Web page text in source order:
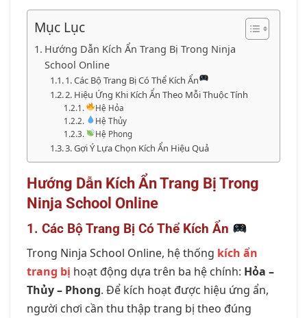
Mục Lục
Hướng Dẫn Kích Ẩn Trang Bị Trong Ninja
School Online
1. Các Bộ Trang Bị Có Thể Kích Ẩn
2. Hiệu Ứng Khi Kích Ẩn Theo Mỗi Thuộc Tính
Hệ Hỏa
Hệ Thủy
Hệ Phong
3. Gợi Ý Lựa Chọn Kích Ẩn Hiệu Quả
Hướng Dẫn Kích Ẩn Trang Bị Trong
Ninja School Online
1. Các Bộ Trang Bị Có Thể Kích Ẩn
Trong Ninja School Online, hệ thống kích ẩn
trang bị hoạt động dựa trên ba hệ chính: Hỏa –
Thủy – Phong. Để kích hoạt được hiệu ứng ẩn,
người chơi cần thu thập trang bị theo đúng